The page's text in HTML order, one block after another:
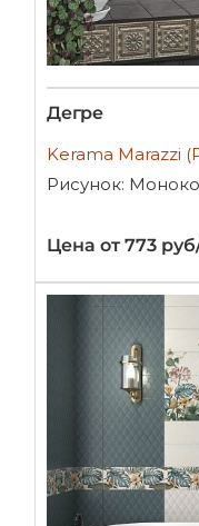
Дегре
Kerama Marazzi
Рисунок:
Цена от 773